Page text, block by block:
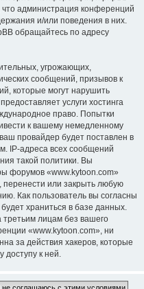
что администрация конференций
и/или поведения в них.
обращайтесь по адресу
угрожающих,
сообщений, призывов к
которые могут нарушить
услуги хостинга
право. Попытки
к вашему немедленному
провайдер будет поставлен в
IP-адреса всех сообщений
такой политики. Вы
форумов «www.kytoon.com»
перенести или закрыть любую
Как пользователь вы согласны
храниться в базе данных.
лицам без вашего
«www.kytoon.com», ни
за действия хакеров, которые
доступу к ней.